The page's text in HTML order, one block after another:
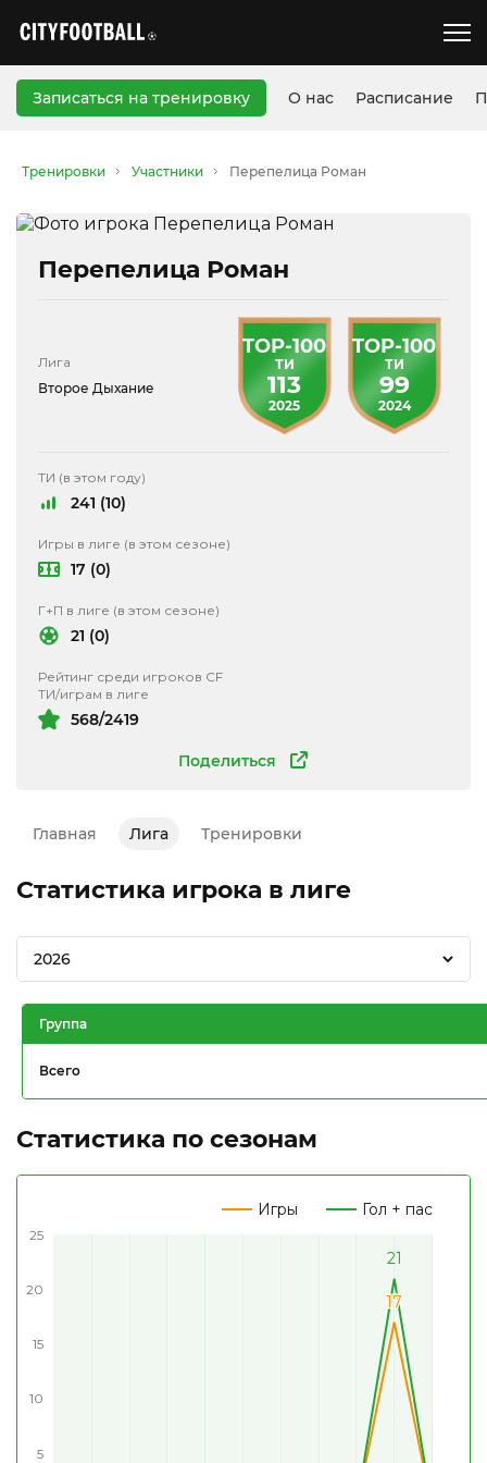
Записаться на тренировку О нас Расписание
Тренировки Участники Перепелица Роман
Перепелица Роман
Поделиться
Лига
Второе Дыхание
TOP-100
ТИ
113
2025
TOP-100
ТИ
99
2024
ТИ (в этом году)
241 (10)
Игры в лиге (в этом сезоне)
17 (0)
Г+П в лиге (в этом сезоне)
21 (0)
Рейтинг среди игроков CF
ТИ/играм в лиге
568/2419
Главная Лига Тренировки
Статистика игрока в лиге
2026
Группа
Всего
Статистика по сезонам
Игры Гол + пас
5
10
15
20
25
17
17
21
21